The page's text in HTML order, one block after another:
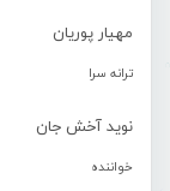
مهیار پوریان
ترانه سرا
نوید آخش جان
خواننده